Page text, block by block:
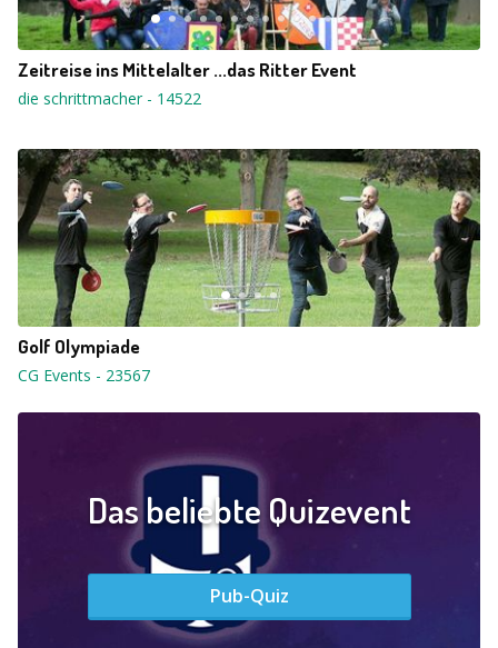
Zeitreise ins Mittelalter ...das Ritter Event
die schrittmacher- 14522
Golf Olympiade
CG Events - 23567
Das beliebte Quizevent
Pub-Quiz